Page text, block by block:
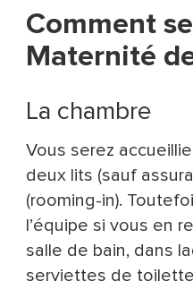
Comment
Maternité
La chambre
Vous serez
deux lits (sauf
(rooming-in).
l’équipe si vous en
salle de bain, dans
serviettes de